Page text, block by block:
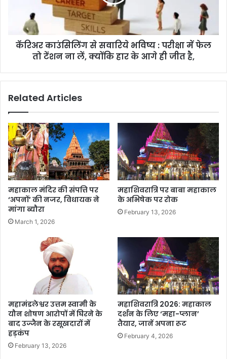
कॅरिअर काउंसिलिंग से सवारिये भविष्य : परीक्षा में फेल
तो टेंशन ना लें, क्योंकि हार के आगे ही जीत है,
Related Articles
महाकाल मंदिर की संपत्ति पर
‘अपनों’ की नजर, विधायक ने
मांगा ब्यौरा
March 1, 2026
महाशिवरात्रि पर बाबा महाकाल
के अभिषेक पर रोक
February 13, 2026
महामंडलेश्वर उत्तम स्वामी के
यौन शोषण आरोपों में घिरने के
बाद उज्जैन के रसूखदारों में
हड़कंप
February 13, 2026
महाशिवरात्रि 2026: महाकाल
दर्शन के लिए ‘महा-प्लान’
तैयार, जानें अपना रूट
February 4, 2026